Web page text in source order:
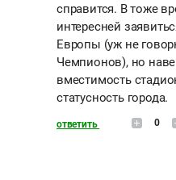
справится. В тоже
интересней
Европы (уж не
Чемпионов), но
вместимость
статусность города.
ответить 0